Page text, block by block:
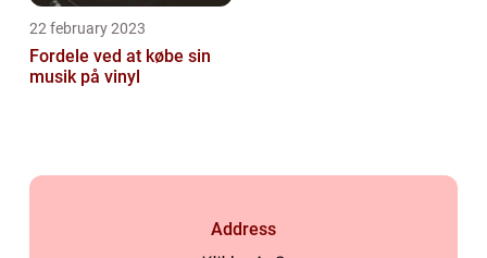
22 february 2023
Fordele ved at købe sin
musik på vinyl
Address